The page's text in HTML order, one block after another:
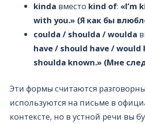
kinda вместо kind of: «I’m
with you.» (Я как бы
coulda / shoulda / woulda
have / should have / would
shoulda known.» (Мне
Эти формы считаются
используются на письме в
контексте, но в устной речи вы